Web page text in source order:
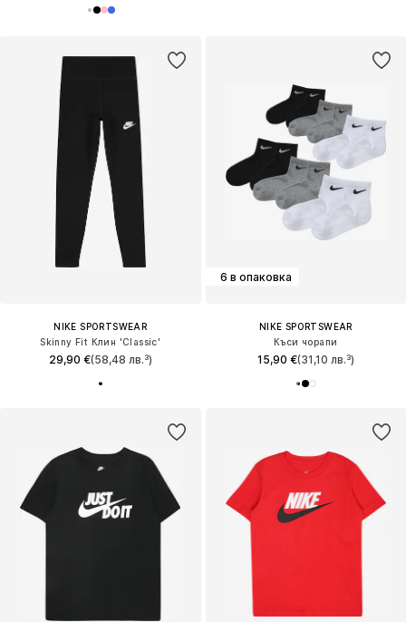
NIKE SPORTSWEAR
Skinny Fit Клин 'Classic'
29,90 €(58,48 лв.³)
6 в опаковка
NIKE SPORTSWEAR
Къси чорапи
15,90 €(31,10 лв.³)